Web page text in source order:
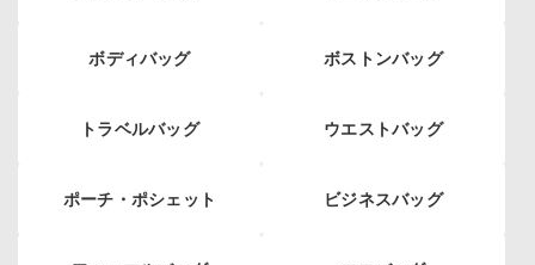
ボディバッグ ボストンバッグ
トラベルバッグ ウエストバッグ
ポーチ・ポシェット ビジネスバッグ